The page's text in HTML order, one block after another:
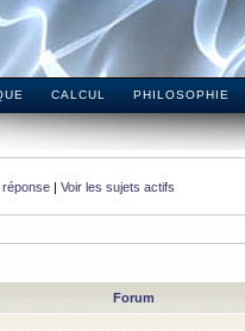
CALCUL PHILOSOPHIE
| Voir les sujets actifs
Forum